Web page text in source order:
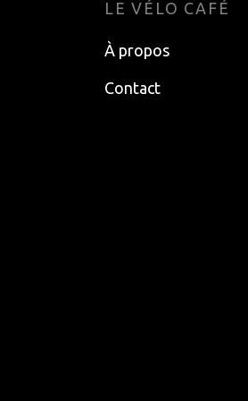
LE VÉLO CAFÉ
À propos
Contact